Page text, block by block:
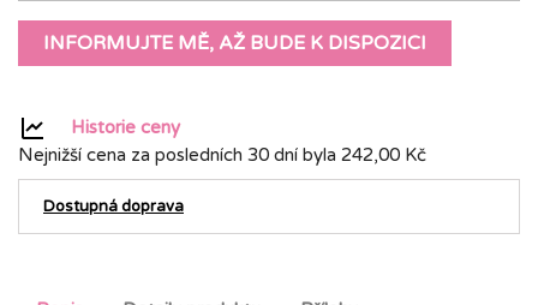
INFORMUJTE MĚ, AŽ BUDE K DISPOZICI
Historie ceny
Nejnižší cena za posledních 30 dní byla 242,00 Kč
Dostupná doprava